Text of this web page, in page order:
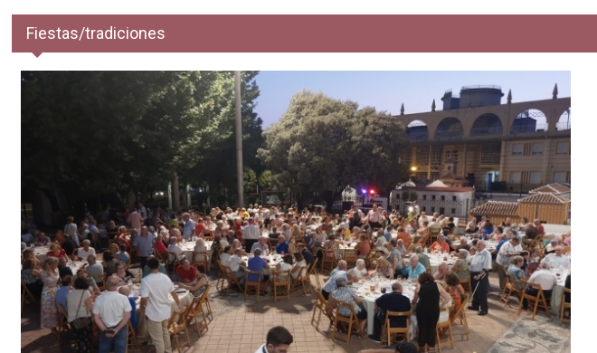
Fiestas/tradiciones